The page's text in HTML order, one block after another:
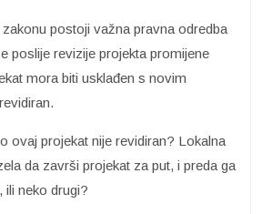
postoji važna pravna odredba
poslije revizije projekta promijene
mora biti usklađen s novim
ovaj projekat nije revidiran? Lokalna
da završi projekat za put, i preda ga
ili neko drugi?